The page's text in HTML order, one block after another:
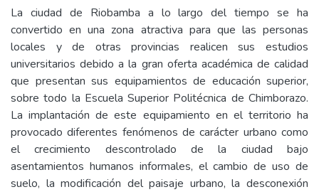
La ciudad de Riobamba a lo largo del tiempo se ha
convertido en una zona atractiva para que las personas
locales y de otras provincias realicen sus estudios
universitarios debido a la gran oferta académica de calidad
que presentan sus equipamientos de educación superior,
sobre todo la Escuela Superior Politécnica de Chimborazo.
La implantación de este equipamiento en el territorio ha
provocado diferentes fenómenos de carácter urbano como
el crecimiento descontrolado de la ciudad bajo
asentamientos humanos informales, el cambio de uso de
suelo, la modificación del paisaje urbano, la desconexión